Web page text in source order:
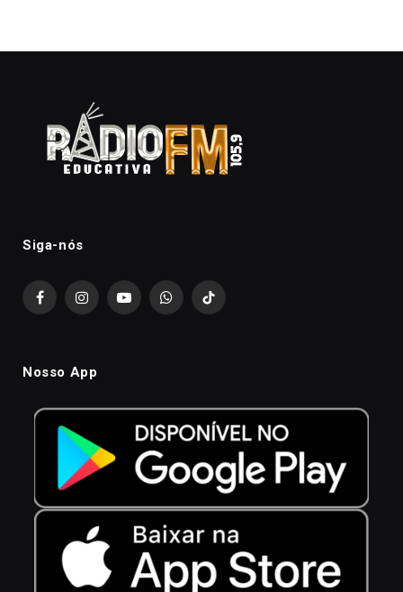
Siga-nós
FacebookInstagramYouTubeWhatsAppTikTok
Nosso App